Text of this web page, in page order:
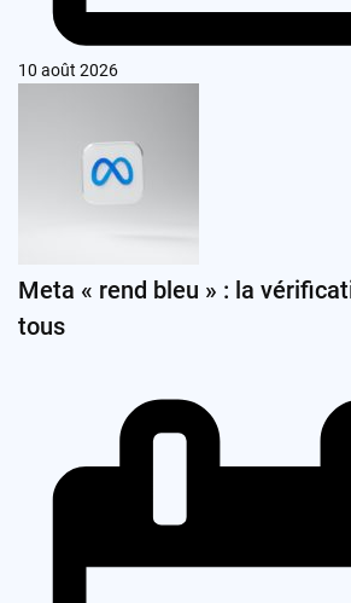
10 août 2026
Meta « rend bleu » : la
tous